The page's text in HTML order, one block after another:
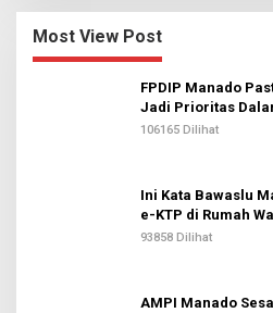
Most View Post
FPDIP Manado
Jadi Prioritas
106165 Dilihat
Ini Kata Bawaslu
e-KTP di Rumah
93858 Dilihat
AMPI Manado